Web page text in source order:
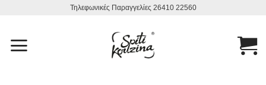
Τηλεφωνικές Παραγγελίες 26410 22560